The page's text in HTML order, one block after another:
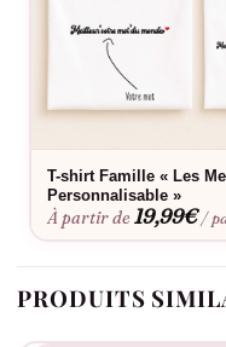
élevées de
choix qui marquera
plus encore, il sera fier
T-shirt Famille « Les
Personnalisable »
À partir de19,99€ /
PRODUITS